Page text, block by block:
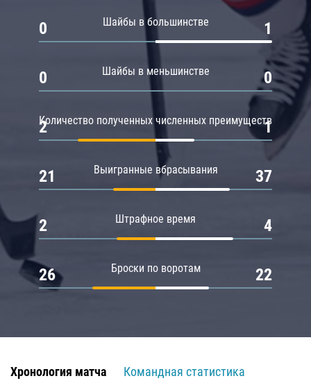
Шайбы в большинстве
0 1
Шайбы в меньшинстве
0 0
Количество полученных численных преимуществ
2 1
Выигранные вбрасывания
21 37
Штрафное время
2 4
Броски по воротам
26 22
Хронология матча
Командная статистика